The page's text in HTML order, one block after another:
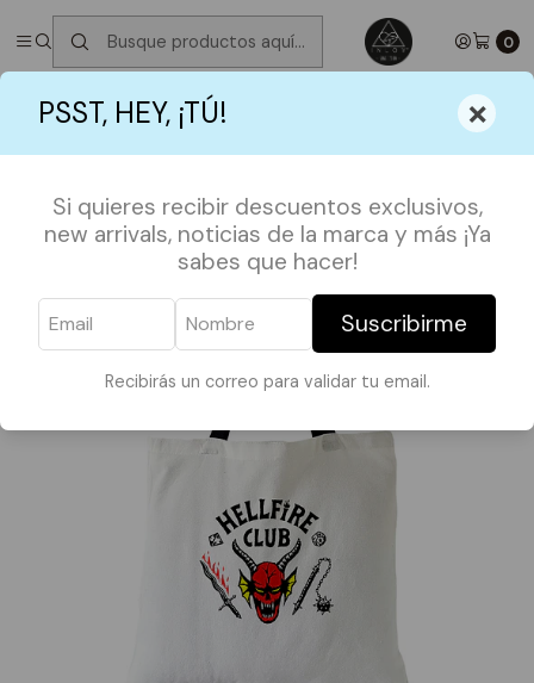
PSST, HEY, ¡TÚ! ×
Si quieres recibir descuentos exclusivos,
new arrivals, noticias de la marca y más ¡Ya
sabes que hacer!
Suscribirme
Recibirás un correo para validar tu email.
0
✮ ⋆ ˚｡𖦹 ⋆｡°✩Próximos Despachos jueves 6 de Agosto
°✩